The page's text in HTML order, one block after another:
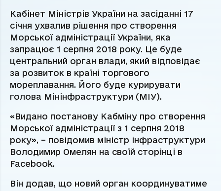
Кабінет Міністрів України на засіданні 17
січня ухвалив рішення про створення
Морської адміністрації України, яка
запрацює 1 серпня 2018 року. Це буде
центральний орган влади, який відповідає
за розвиток в країні торгового
мореплавання. Його буде курирувати
голова Мінінфраструктури (МІУ).
«Видано постанову Кабміну про створення
Морської адміністрації з 1 серпня 2018
року», – повідомив міністр інфраструктури
Володимир Омелян на своїй сторінці в
Facebook.
Він додав, що новий орган координуватиме